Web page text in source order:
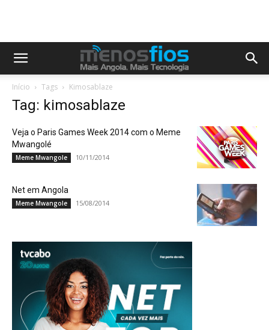
Início Tags Kimosablaze
Tag: kimosablaze
Veja o Paris Games Week 2014 com o Meme
Mwangolé
Meme Mwangole 10/11/2014
Net em Angola
Meme Mwangole 15/08/2014